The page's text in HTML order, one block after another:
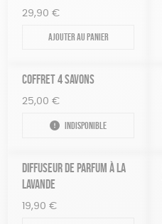
29,90 €
Ajouter au panier
COFFRET 4 SAVONS
25,00 €
Indisponible
DIFFUSEUR DE PARFUM À LA
LAVANDE
19,90 €